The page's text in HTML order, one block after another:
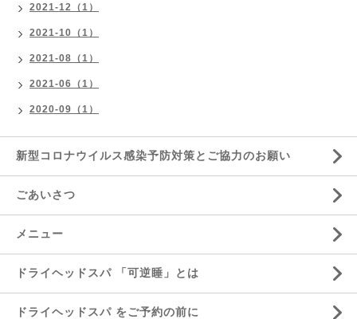
2021-12（1）
2021-10（1）
2021-08（1）
2021-06（1）
2020-09（1）
新型コロナウイルス感染予防対策とご協力のお願い
ごあいさつ
メニュー
ドライヘッドスパ 「可逆睡」とは
ドライヘッドスパ をご予約の前に